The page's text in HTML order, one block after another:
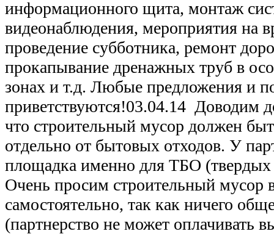
информационного щита, монтаж
видеонаблюдения, мероприятия на
проведение субботника, ремонт
прокапывание дренажных труб в
зонах и т.д. Любые предложения и
приветствуются!03.04.14 Доводим
что строительный мусор должен
отдельно от бытовых отходов. У
площадка именно для ТБО
Очень просим строительный мусор
самостоятельно, так как ничего
(партнерство не может оплачивать